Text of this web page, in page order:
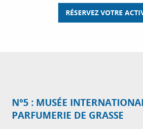
RÉSERVEZ VOTRE
N°5 : MUSÉE
PARFUMERIE DE GRASSE